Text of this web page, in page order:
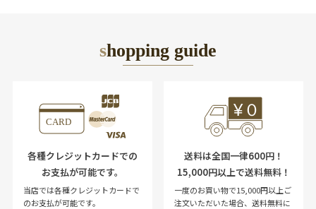
shopping guide
各種クレジットカードでの
お支払が可能です。
当店では各種クレジットカードで
のお支払が可能です。
送料は全国一律600円！
15,000円以上で送料無料！
一度のお買い物で15,000円以上ご
注文いただいた場合、送料無料に